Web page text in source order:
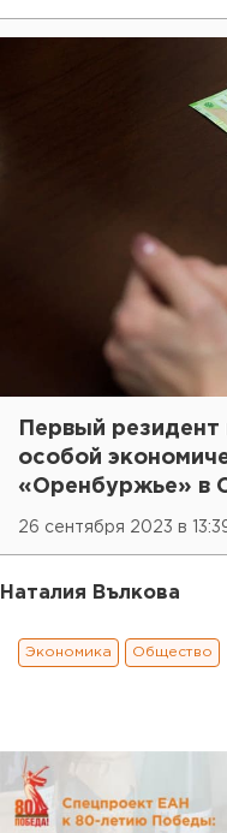
Первый
особой
«Оренбуржье» в
26 сентября 2023 в
Наталия Вълкова
Экономика Общество